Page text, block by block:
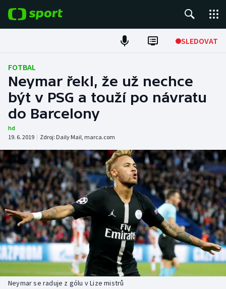
SLEDOVAT
Fotbal
Hokej
Tenis
Atletika
Cyklistika
DALŠÍ SPORTY
Americký fotbal
Baseball a softbal
Basketbal
Biatlon
NEPŘEHLÉDNĚTE
Soutěže
Historické návraty
Aplikace ČT sport
FOTBAL
Neymar řekl, že už nechce
být v PSG a touží po návratu
do Barcelony
hd
19. 6. 2019 | Zdroj: Daily Mail, marca.com
Neymar se raduje z gólu v Lize mistrů